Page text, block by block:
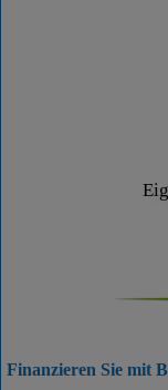
Finanzieren Sie mit